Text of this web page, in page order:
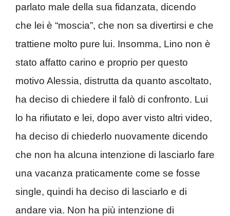
parlato male della sua fidanzata, dicendo
che lei è “moscia”, che non sa divertirsi e che
trattiene molto pure lui. Insomma, Lino non è
stato affatto carino e proprio per questo
motivo Alessia, distrutta da quanto ascoltato,
ha deciso di chiedere il falò di confronto. Lui
lo ha rifiutato e lei, dopo aver visto altri video,
ha deciso di chiederlo nuovamente dicendo
che non ha alcuna intenzione di lasciarlo fare
una vacanza praticamente come se fosse
single, quindi ha deciso di lasciarlo e di
andare via. Non ha più intenzione di